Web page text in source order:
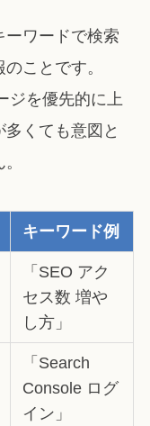
ーワードで検索
ことです。
ジを優先的に上
くても意図と
キーワード例
「SEO アク
セス数 増や
し方」
「Search
Console ログ
イン」